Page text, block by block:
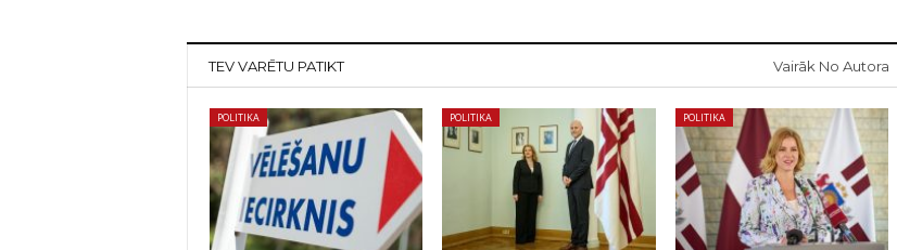
TEV VARĒTU PATIKT Vairāk No Autora
POLITIKA POLITIKA POLITIKA